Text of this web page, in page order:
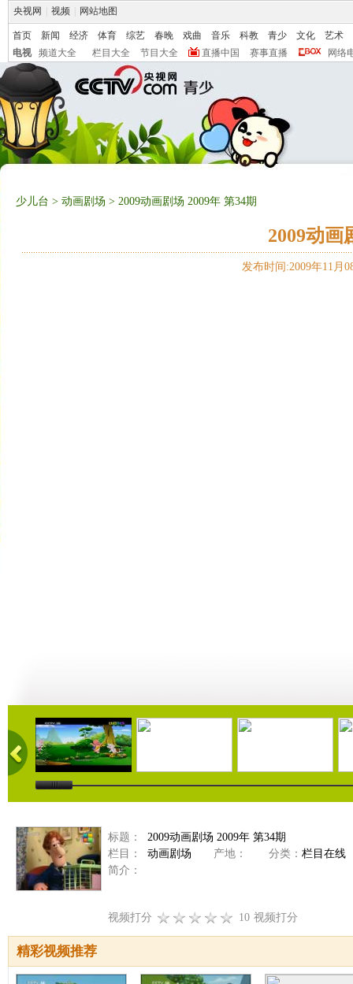
央视网 视频 网站地图
首页 新闻 经济 体育 综艺 春晚 戏曲 音乐 科教 青少 文化
艺术
电视
频道大全 栏目大全 节目大全 直播中国 赛事直播 网络
少儿台 > 动画剧场 > 2009动画剧场 2009年 第34期
2009动画
发布时间:2009年11月
10:07 11:44 11:36
标题：
2009动画剧场 2009年 第34期
栏目：
动画剧场 产地： 分类： 栏目在线
简介：
视频打分 10 视频打分
精彩视频推荐